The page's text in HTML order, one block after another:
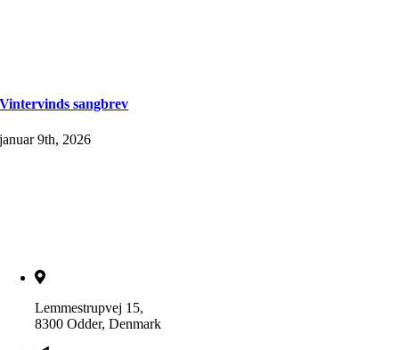
Vintervinds sangbrev
januar 9th, 2026
Lemmestrupvej 15,
8300 Odder, Denmark